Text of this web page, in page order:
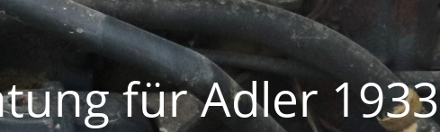
für Adler 1933